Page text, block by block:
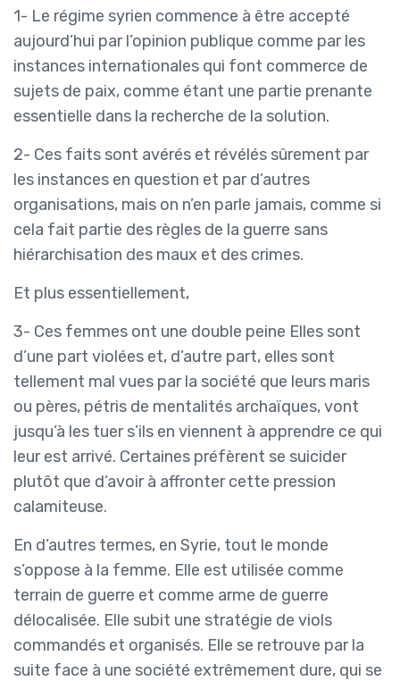
1- Le régime syrien commence à être accepté
aujourd’hui par l’opinion publique comme par les
instances internationales qui font commerce de
sujets de paix, comme étant une partie prenante
essentielle dans la recherche de la solution.
2- Ces faits sont avérés et révélés sûrement par
les instances en question et par d’autres
organisations, mais on n’en parle jamais, comme si
cela fait partie des règles de la guerre sans
hiérarchisation des maux et des crimes.
Et plus essentiellement,
3- Ces femmes ont une double peine Elles sont
d’une part violées et, d’autre part, elles sont
tellement mal vues par la société que leurs maris
ou pères, pétris de mentalités archaïques, vont
jusqu’à les tuer s’ils en viennent à apprendre ce qui
leur est arrivé. Certaines préfèrent se suicider
plutôt que d’avoir à affronter cette pression
calamiteuse.
En d’autres termes, en Syrie, tout le monde
s’oppose à la femme. Elle est utilisée comme
terrain de guerre et comme arme de guerre
délocalisée. Elle subit une stratégie de viols
commandés et organisés. Elle se retrouve par la
suite face à une société extrêmement dure, qui se